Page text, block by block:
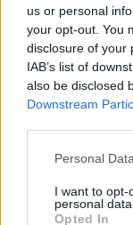
us or personal
your opt-out. You
disclosure of your
IAB’s list of
also be disclosed
Downstream
Please note that
not limited to
grant or deny
Personal
I want to opt-
personal data.
Opted In
pandemia
La valla, es una